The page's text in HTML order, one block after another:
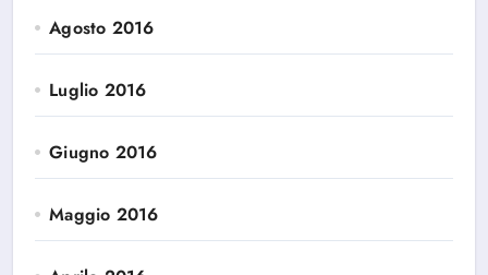
Agosto 2016
Luglio 2016
Giugno 2016
Maggio 2016